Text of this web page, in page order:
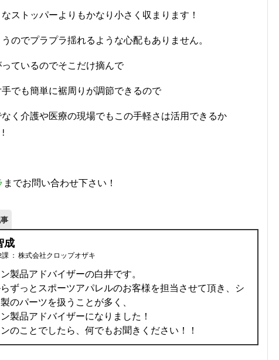
ストッパーよりもかなり小さく収まります！
のでプラプラ揺れるような心配もありません。
ているのでそこだけ摘んで
でも簡単に裾周りが調節できるので
く介護や医療の現場でもこの手軽さは活用できるか
までお問い合わせ下さい！
成
： 株式会社クロップオザキ
製品アドバイザーの白井です。
らずっとスポーツアパレルのお客様を担当させて頂き、シ
のパーツを扱うことが多く、
製品アドバイザーになりました！
のことでしたら、何でもお聞きください！！